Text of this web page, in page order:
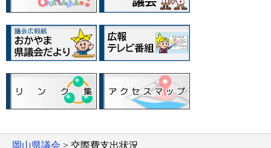
岡山県議会 > 交際費支出状況